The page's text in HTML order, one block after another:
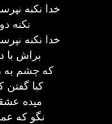
خدا نکنه
نکنه
خدا نکنه
براش با
که چشم به
کیا گفتن
میده
نگو که